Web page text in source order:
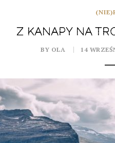
Z KANAPY NA
BY OLA 14